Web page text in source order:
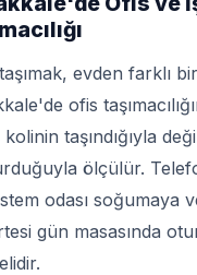
evden farklı
ofis
taşındığıyla
ölçülür.
odası soğumaya
gün masasında